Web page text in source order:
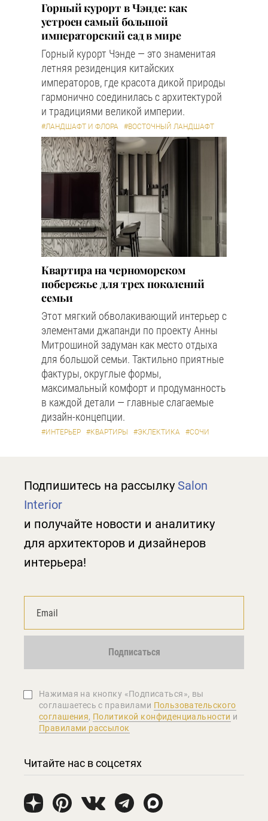
Горный курорт в Чэнде: как
устроен самый большой
императорский сад в мире
Горный курорт Чэнде — это знаменитая
летняя резиденция китайских
императоров, где красота дикой природы
гармонично соединилась с архитектурой
и традициями великой империи.
#ЛАНДШАФТ И ФЛОРА #ВОСТОЧНЫЙ ЛАНДШАФТ
Квартира на черноморском
побережье для трех поколений
семьи
Этот мягкий обволакивающий интерьер с
элементами джапанди по проекту Анны
Митрошиной задуман как место отдыха
для большой семьи. Тактильно приятные
фактуры, округлые формы,
максимальный комфорт и продуманность
в каждой детали — главные слагаемые
дизайн-концепции.
#ИНТЕРЬЕР #КВАРТИРЫ #ЭКЛЕКТИКА #СОЧИ
Подпишитесь на рассылку Salon
Interior
и получайте новости и аналитику
для архитекторов и дизайнеров
интерьера!
Подписаться
Нажимая на кнопку «Подписаться», вы
соглашаетеcь с правилами Пользовательского
соглашения, Политикой конфиденциальности и
Правилами рассылок
Читайте нас в соцсетях